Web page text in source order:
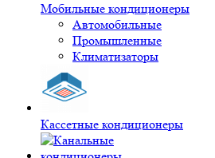
Мобильные кондиционеры
Автомобильные
Промышленные
Климатизаторы
Кассетные кондиционеры